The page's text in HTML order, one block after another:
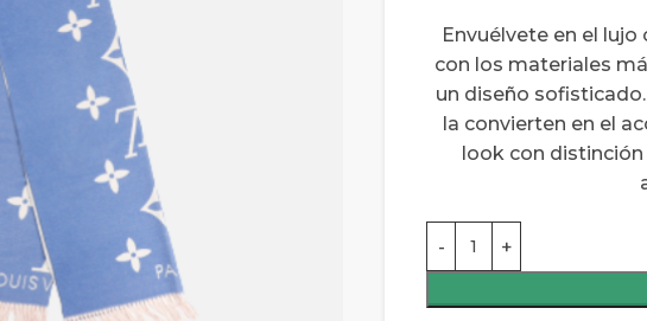
Envuélvete en el
con los materiales
un diseño
la convierten en el
look con distinción